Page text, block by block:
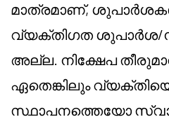
മാത്രമാണ്,
വ്യക്തിഗത ശുപാർശ/
അല്ല. നിക്ഷേപ
ഏതെങ്കിലും
സ്ഥാപനത്തെയോ